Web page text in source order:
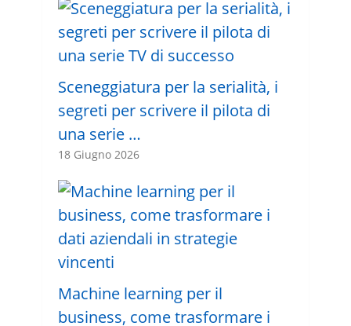
Sceneggiatura per la serialità, i
segreti per scrivere il pilota di
una serie …
18 Giugno 2026
Machine learning per il
business, come trasformare i